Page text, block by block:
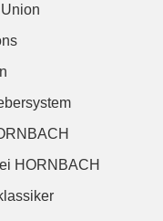
HORNBACH